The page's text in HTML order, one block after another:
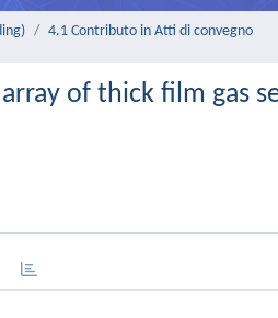
4.1 Contributo in Atti di convegno
of thick film gas